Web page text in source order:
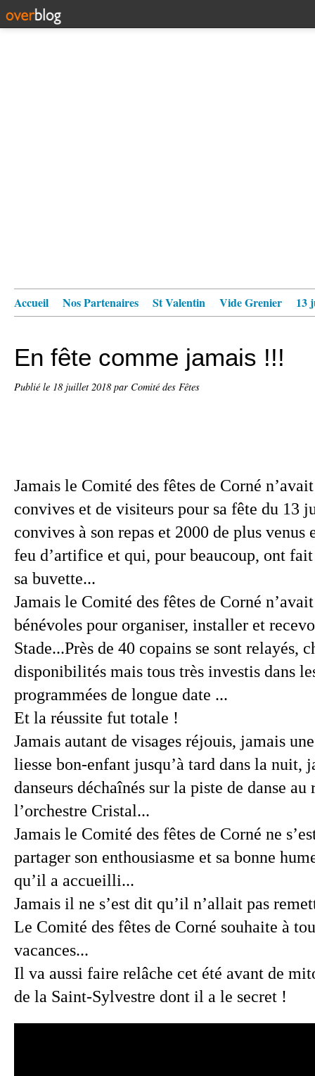
Accueil Nos Partenaires St Valentin Vide Grenier 13
En fête comme jamais !!!
Publié le 18 juillet 2018 par Comité des Fêtes
Jamais le Comité des fêtes de Corné
convives et de visiteurs pour sa fête du 13
convives à son repas et 2000 de plus venus
feu d’artifice et qui, pour beaucoup, ont
sa buvette...
Jamais le Comité des fêtes de Corné
bénévoles pour organiser, installer et
Stade...Près de 40 copains se sont relayés,
disponibilités mais tous très investis dans
programmées de longue date ...
Et la réussite fut totale !
Jamais autant de visages réjouis, jamais
liesse bon-enfant jusqu’à tard dans la nuit,
danseurs déchaînés sur la piste de danse
l’orchestre Cristal...
Jamais le Comité des fêtes de Corné ne
partager son enthousiasme et sa bonne
qu’il a accueilli...
Jamais il ne s’est dit qu’il n’allait pas
Le Comité des fêtes de Corné souhaite à
vacances...
Il va aussi faire relâche cet été avant de
de la Saint-Sylvestre dont il a le secret !